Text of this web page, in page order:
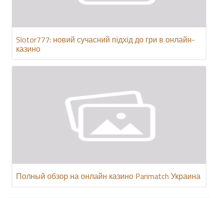
Slotor777: новий сучасний підхід до гри в онлайн-
казино
Полный обзор на онлайн казино Parimatch Украина